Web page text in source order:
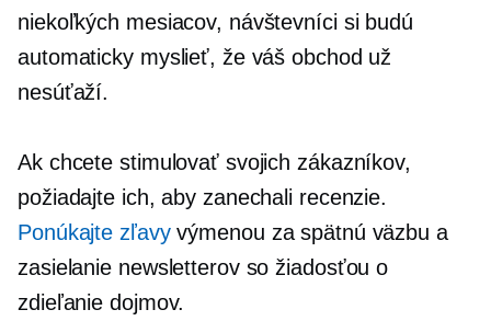
niekoľkých mesiacov, návštevníci si budú
automaticky myslieť, že váš obchod už
nesúťaží.
Ak chcete stimulovať svojich zákazníkov,
požiadajte ich, aby zanechali recenzie.
Ponúkajte zľavyvýmenou za spätnú väzbu a
zasielanie newsletterov so žiadosťou o
zdieľanie dojmov.